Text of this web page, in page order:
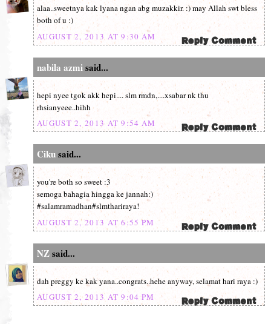
alaa..sweetnya kak lyana ngan abg muzakkir. :) may Allah swt bless
both of u :)
AUGUST 2, 2013 AT 9:30 AM
nabila azmisaid...
hepi nyee tgok akk hepi.... slm rmdn,....xsabar nk thu
rhsianyeee..hihh
AUGUST 2, 2013 AT 9:54 AM
Cikusaid...
you're both so sweet :3
semoga bahagia hingga ke jannah:)
#salamramadhan#slmthariraya!
AUGUST 2, 2013 AT 6:55 PM
NZsaid...
dah preggy ke kak yana..congrats..hehe anyway, selamat hari raya :)
AUGUST 2, 2013 AT 9:04 PM